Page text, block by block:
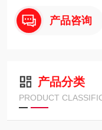
产品咨询
产品分类
PRODUCT